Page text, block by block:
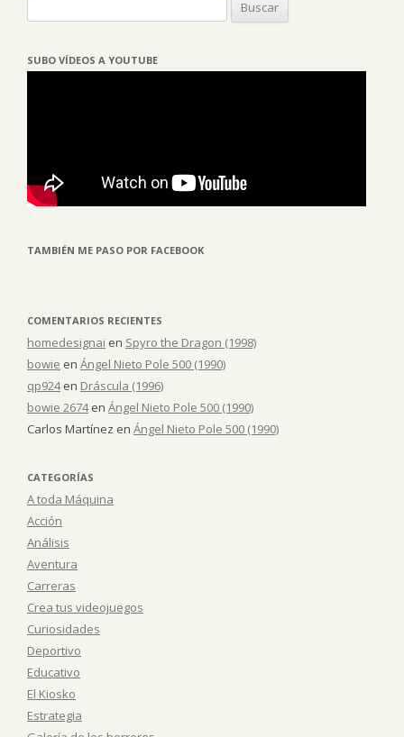
SUBO VÍDEOS A YOUTUBE
TAMBIÉN ME PASO POR FACEBOOK
COMENTARIOS RECIENTES
homedesignai en Spyro the Dragon (1998)
bowie en Ángel Nieto Pole 500 (1990)
qp924en Dráscula (1996)
bowie 2674en Ángel Nieto Pole 500 (1990)
Carlos Martínez en Ángel Nieto Pole 500 (1990)
CATEGORÍAS
A toda Máquina
Acción
Análisis
Aventura
Carreras
Crea tus videojuegos
Curiosidades
Deportivo
Educativo
El Kiosko
Estrategia